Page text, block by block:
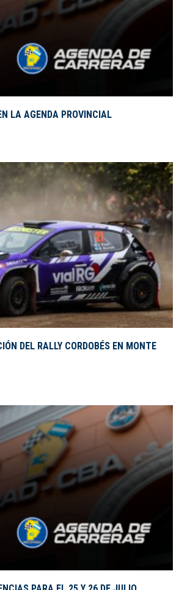
LA AGENDA PROVINCIAL
DEL RALLY CORDOBÉS EN MONTE